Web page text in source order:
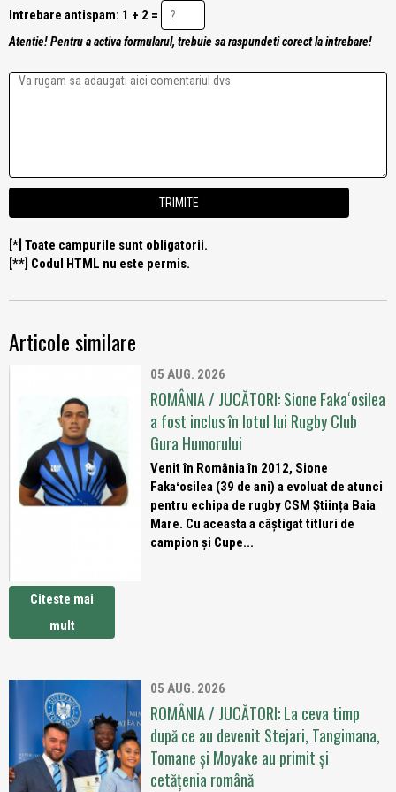
Intrebare antispam: 1 + 2 =
Atentie! Pentru a activa formularul, trebuie sa raspundeti corect la intrebare!
[*] Toate campurile sunt obligatorii.
[**] Codul HTML nu este permis.
Articole similare
05 AUG. 2026
ROMÂNIA / JUCĂTORI: Sione Fakaʻosilea
a fost inclus în lotul lui Rugby Club
Gura Humorului
Venit în România în 2012, Sione
Fakaʻosilea (39 de ani) a evoluat de atunci
pentru echipa de rugby CSM Știința Baia
Mare. Cu aceasta a câștigat titluri de
campion și Cupe...
Citeste mai
mult
05 AUG. 2026
ROMÂNIA / JUCĂTORI: La ceva timp
după ce au devenit Stejari, Tangimana,
Tomane și Moyake au primit și
cetățenia română